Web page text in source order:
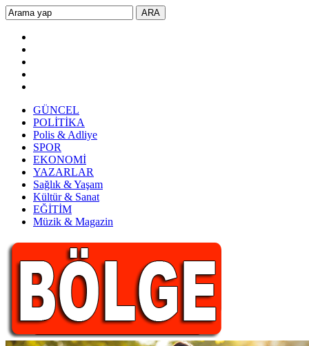
GÜNCEL
POLİTİKA
Polis & Adliye
SPOR
EKONOMİ
YAZARLAR
Sağlık & Yaşam
Kültür & Sanat
EĞİTİM
Müzik & Magazin